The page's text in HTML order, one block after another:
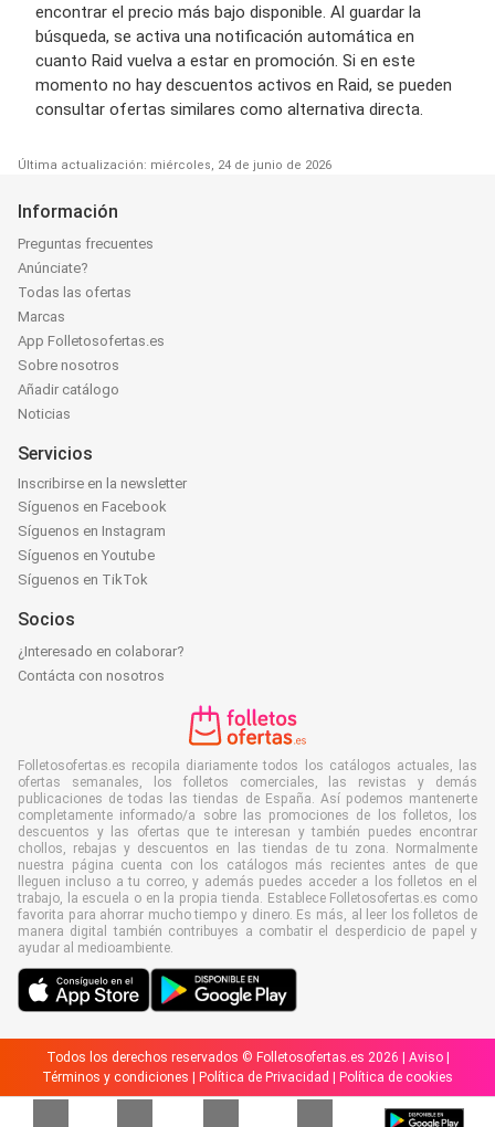
encontrar el precio más bajo disponible. Al guardar la
búsqueda, se activa una notificación automática en
cuanto Raid vuelva a estar en promoción. Si en este
momento no hay descuentos activos en Raid, se pueden
consultar ofertas similares como alternativa directa.
Última actualización: miércoles, 24 de junio de 2026
Información
Preguntas frecuentes
Anúnciate?
Todas las ofertas
Marcas
App Folletosofertas.es
Sobre nosotros
Añadir catálogo
Noticias
Servicios
Inscribirse en la newsletter
Síguenos en Facebook
Síguenos en Instagram
Síguenos en Youtube
Síguenos en TikTok
Socios
¿Interesado en colaborar?
Contácta con nosotros
Folletosofertas.es recopila diariamente todos los catálogos actuales, las
ofertas semanales, los folletos comerciales, las revistas y demás
publicaciones de todas las tiendas de España. Así podemos mantenerte
completamente informado/a sobre las promociones de los folletos, los
descuentos y las ofertas que te interesan y también puedes encontrar
chollos, rebajas y descuentos en las tiendas de tu zona. Normalmente
nuestra página cuenta con los catálogos más recientes antes de que
lleguen incluso a tu correo, y además puedes acceder a los folletos en el
trabajo, la escuela o en la propia tienda. Establece Folletosofertas.es como
favorita para ahorrar mucho tiempo y dinero. Es más, al leer los folletos de
manera digital también contribuyes a combatir el desperdicio de papel y
ayudar al medioambiente.
Todos los derechos reservados © Folletosofertas.es 2026 | Aviso|
Términos y condiciones | Política de Privacidad | Política de cookies